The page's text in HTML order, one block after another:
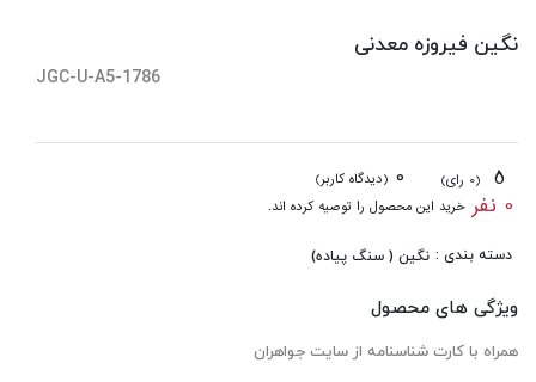
نگین فیروزه معدنی
JGC-U-A5-1786
(0 رای) 0 (دیدگاه کاربر)
0 نفر خرید این محصول را توصیه کرده اند.
دسته بندی : نگین ( سنگ پیاده)
ویژگی های محصول
همراه با کارت شناسنامه از سایت جواهران